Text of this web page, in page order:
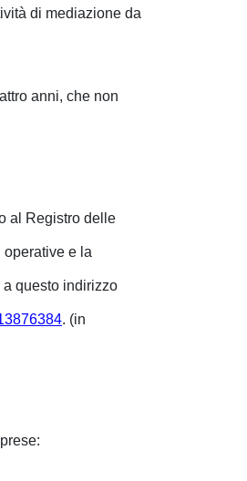
di mediazione da
anni, che non
al Registro delle
operative e la
questo indirizzo
. (in